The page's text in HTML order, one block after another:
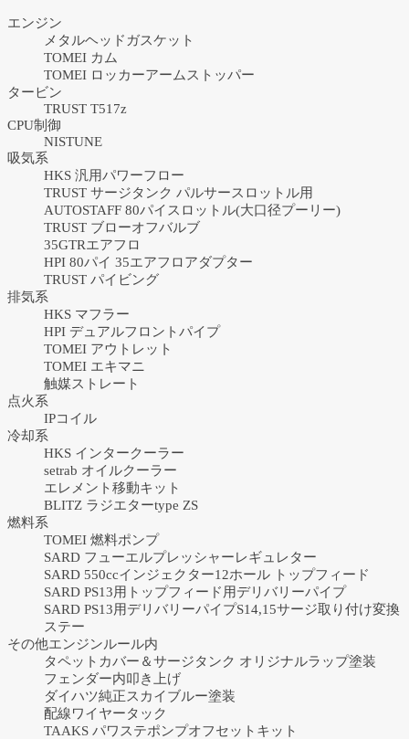
エンジン
メタルヘッドガスケット
TOMEI カム
TOMEI ロッカーアームストッパー
タービン
TRUST T517z
CPU制御
NISTUNE
吸気系
HKS 汎用パワーフロー
TRUST サージタンク パルサースロットル用
AUTOSTAFF 80パイスロットル(大口径プーリー)
TRUST ブローオフバルブ
35GTRエアフロ
HPI 80パイ 35エアフロアダプター
TRUST パイビング
排気系
HKS マフラー
HPI デュアルフロントパイプ
TOMEI アウトレット
TOMEI エキマニ
触媒ストレート
点火系
IPコイル
冷却系
HKS インタークーラー
setrab オイルクーラー
エレメント移動キット
BLITZ ラジエターtype ZS
燃料系
TOMEI 燃料ポンプ
SARD フューエルプレッシャーレギュレター
SARD 550ccインジェクター12ホール トップフィード
SARD PS13用トップフィード用デリバリーパイプ
SARD PS13用デリバリーパイプS14,15サージ取り付け変換
ステー
その他エンジンルール内
タペットカバー＆サージタンク オリジナルラップ塗装
フェンダー内叩き上げ
ダイハツ純正スカイブルー塗装
配線ワイヤータック
TAAKS パワステポンプオフセットキット